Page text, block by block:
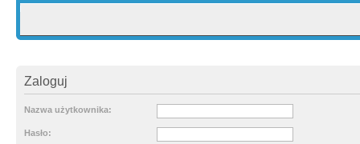
Zaloguj
Nazwa użytkownika:
Hasło: